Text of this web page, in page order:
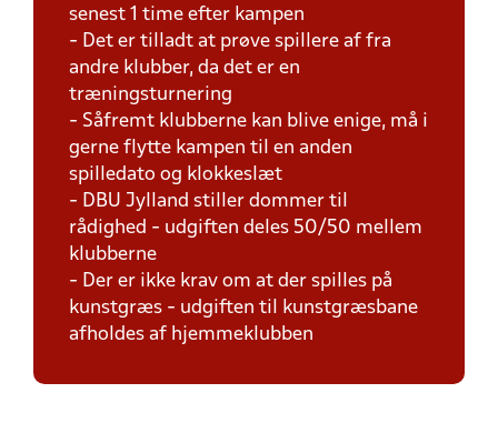
senest 1 time efter kampen
- Det er tilladt at prøve spillere af fra
andre klubber, da det er en
træningsturnering
- Såfremt klubberne kan blive enige, må i
gerne flytte kampen til en anden
spilledato og klokkeslæt
- DBU Jylland stiller dommer til
rådighed - udgiften deles 50/50 mellem
klubberne
- Der er ikke krav om at der spilles på
kunstgræs - udgiften til kunstgræsbane
afholdes af hjemmeklubben